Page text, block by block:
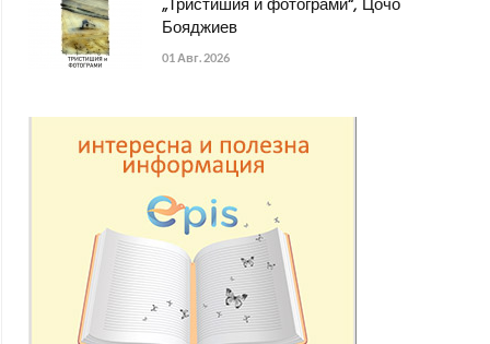
„Тристишия и фотограми“, Цочо
Бояджиев
01 Авг. 2026